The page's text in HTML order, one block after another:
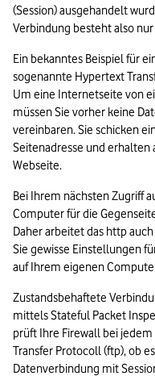
(Session) ausgehandelt
Verbindung besteht also
Ein bekanntes Beispiel für
sogenannte Hypertext
Um eine Internetseite von
müssen Sie vorher keine
vereinbaren. Sie schicken
Seitenadresse und
Webseite.
Bei Ihrem nächsten Zugriff
Computer für die
Daher arbeitet das http
Sie gewisse Einstellungen
auf Ihrem eigenen
Zustandsbehaftete
mittels Stateful Packet
prüft Ihre Firewall bei
Transfer Protocoll (ftp), ob
Datenverbindung mit